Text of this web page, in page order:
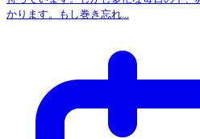
かります。もし巻き忘れ...